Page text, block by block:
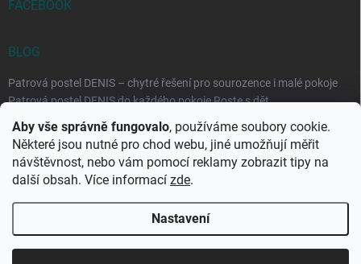
Aby vše správně fungovalo, používáme soubory cookie.
Některé jsou nutné pro chod webu, jiné umožňují měřit
návštěvnost, nebo vám pomocí reklamy zobrazit tipy na
další obsah. Více informací zde.
Nastavení
FACEBOOK
BLOG
Patrová postel DENIS – chytré řešení pro sourozence i malé pokoje
Patrová postel DENIS do každého pokoje Roste s dět...
Rozkládací postele RELAX – ideální řešení pro malé prostory i
každodenní spaní
Rozkládací postel, která se přizpůsobí vašemu živo...
Copyright 2026DK-obchod.cz. Všechna práva vyhrazena.Upravit